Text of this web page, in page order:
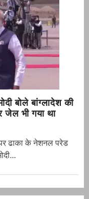
बोले बांग्लादेश की
जेल भी गया था
पर ढाका के नेशनल परेड